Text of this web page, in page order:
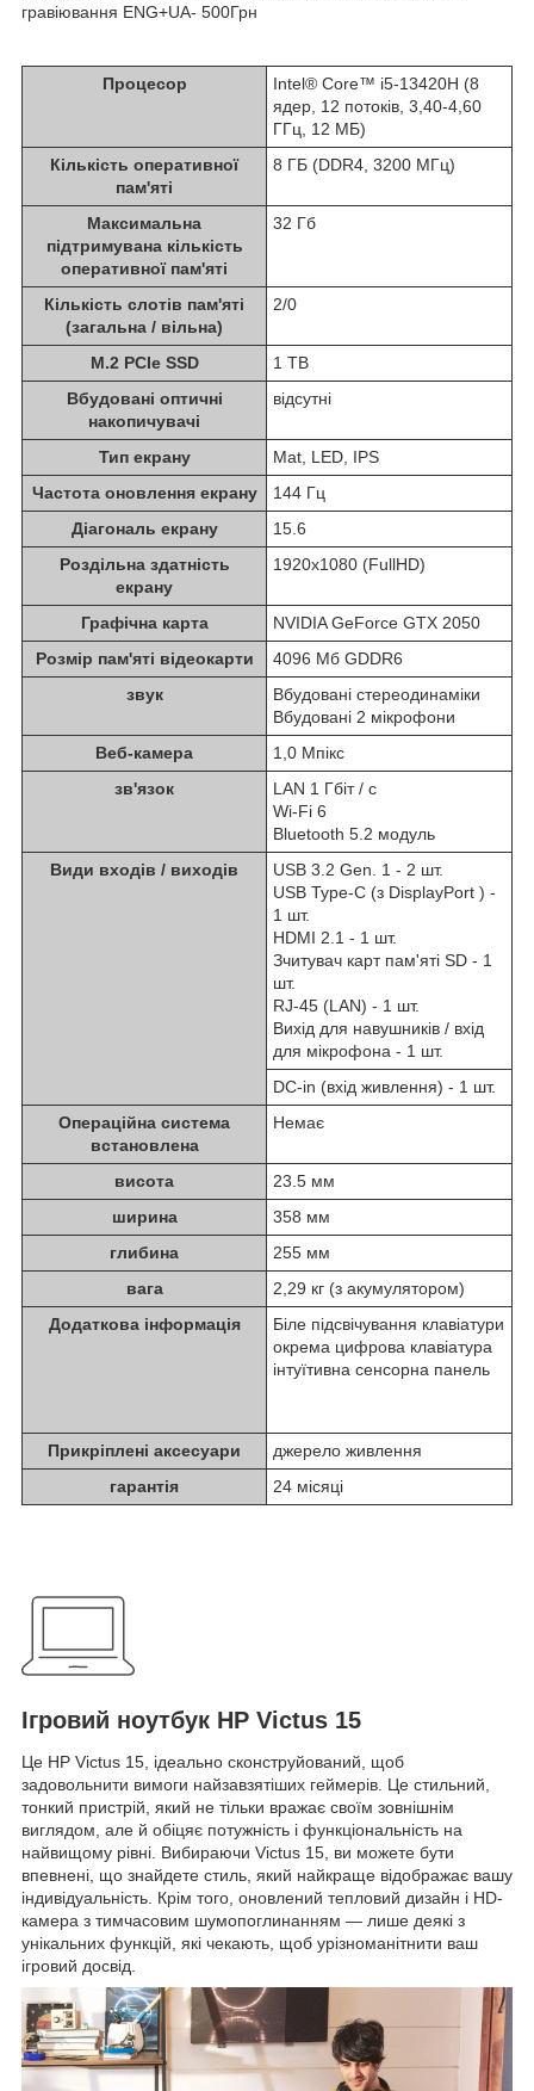
гравіювання ENG+UA- 500Грн
Процесор
Intel® Core™ i5-13420H (8
ядер, 12 потоків, 3,40-4,60
ГГц, 12 МБ)
Кількість оперативної
пам'яті
8 ГБ (DDR4, 3200 МГц)
Максимальна
підтримувана кількість
оперативної пам'яті
32 Гб
Кількість слотів пам'яті
(загальна / вільна)
2/0
M.2 PCIe SSD
1 TB
Вбудовані оптичні
накопичувачі
відсутні
Тип екрану
Mat, LED, IPS
Частота оновлення екрану
144 Гц
Діагональ екрану
15.6
Роздільна здатність
екрану
1920x1080 (FullHD)
Графічна карта
NVIDIA GeForce GTX 2050
Розмір пам'яті відеокарти
4096 Мб GDDR6
звук
Вбудовані стереодинаміки
Вбудовані 2 мікрофони
Веб-камера
1,0 Мпікс
зв'язок
LAN 1 Гбіт / с
Wi-Fi 6
Bluetooth 5.2 модуль
Види входів / виходів
USB 3.2 Gen. 1 - 2 шт.
USB Type-C (з DisplayPort ) -
1 шт.
HDMI 2.1 - 1 шт.
Зчитувач карт пам'яті SD - 1
шт.
RJ-45 (LAN) - 1 шт.
Вихід для навушників / вхід
для мікрофона - 1 шт.
DC-in (вхід живлення) - 1 шт.
Операційна система
встановлена
Немає
висота
23.5 мм
ширина
358 мм
глибина
255 мм
вага
2,29 кг (з акумулятором)
Додаткова інформація
Біле підсвічування клавіатури
окрема цифрова клавіатура
інтуїтивна сенсорна панель
Прикріплені аксесуари
джерело живлення
гарантія
24 місяці
Ігровий ноутбук HP Victus 15
Це HP Victus 15, ідеально сконструйований, щоб
задовольнити вимоги найзавзятіших геймерів. Це стильний,
тонкий пристрій, який не тільки вражає своїм зовнішнім
виглядом, але й обіцяє потужність і функціональність на
найвищому рівні. Вибираючи Victus 15, ви можете бути
впевнені, що знайдете стиль, який найкраще відображає вашу
індивідуальність. Крім того, оновлений тепловий дизайн і HD-
камера з тимчасовим шумопоглинанням — лише деякі з
унікальних функцій, які чекають, щоб урізноманітнити ваш
ігровий досвід.